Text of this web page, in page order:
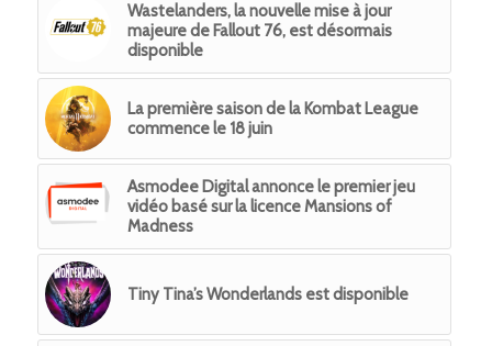
Wastelanders, la nouvelle mise à jour
majeure de Fallout 76, est désormais
disponible
La première saison de la Kombat League
commence le 18 juin
Asmodee Digital annonce le premier jeu
vidéo basé sur la licence Mansions of
Madness
Tiny Tina’s Wonderlands est disponible